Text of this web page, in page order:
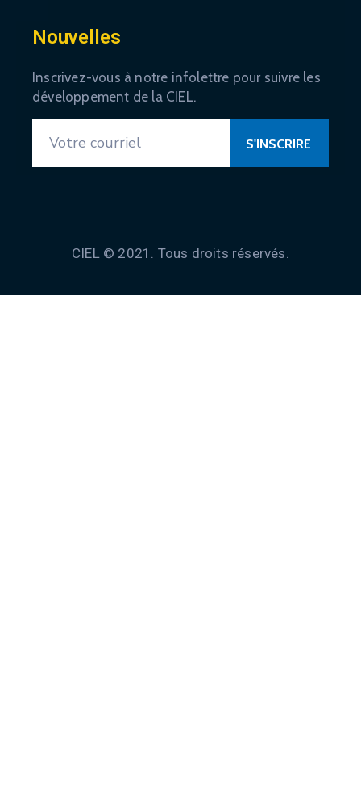
Nouvelles
Inscrivez-vous à notre infolettre pour suivre les
développement de la CIEL.
CIEL © 2021. Tous droits réservés.